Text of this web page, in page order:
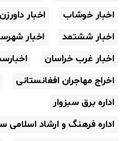
اخبار خوشاب
اخبار داورزن
اخبار ششتمد
اخبار
اخبار غرب خراسان
اخراج مهاجران افغانستانی
اداره برق سبزوار
اداره فرهنگ و ارشاد اسلامی